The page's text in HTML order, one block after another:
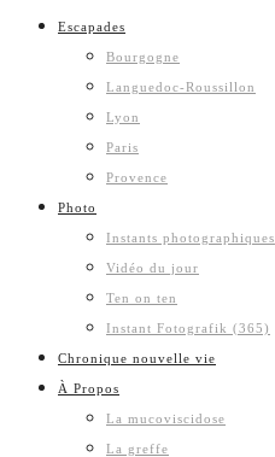
Escapades
Bourgogne
Languedoc-Roussillon
Lyon
Paris
Provence
Photo
Instants photographiques
Vidéo du jour
Ten on ten
Instant Fotografik (365)
Chronique nouvelle vie
À Propos
La mucoviscidose
La greffe